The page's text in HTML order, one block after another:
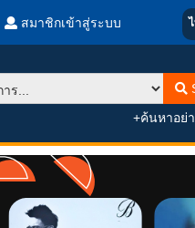
สมาชิกเข้าสู่ระบบ
+ค้นหาอย่